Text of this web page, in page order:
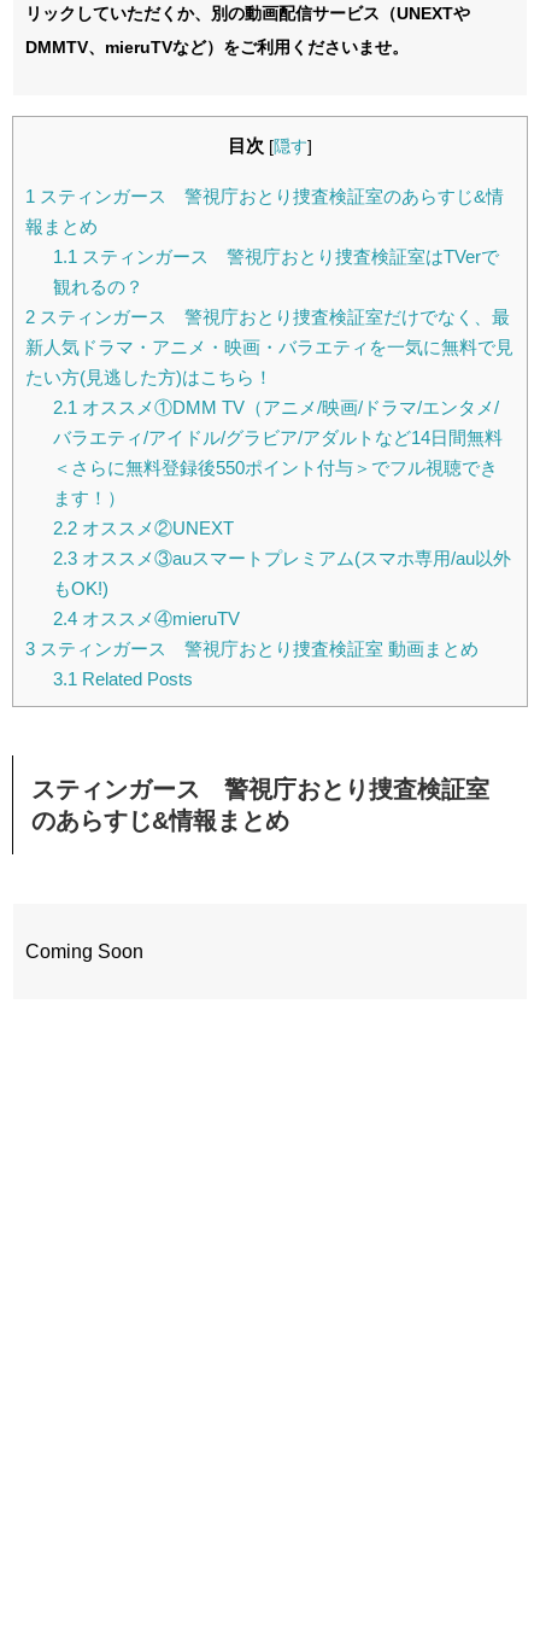
リックしていただくか、別の動画配信サービス（UNEXTや
DMMTV、mieruTVなど）をご利用くださいませ。
目次 [隠す]
1 スティンガース 警視庁おとり捜査検証室のあらすじ&情
報まとめ
1.1 スティンガース 警視庁おとり捜査検証室はTVerで
観れるの？
2 スティンガース 警視庁おとり捜査検証室だけでなく、最
新人気ドラマ・アニメ・映画・バラエティを一気に無料で見
たい方(見逃した方)はこちら！
2.1 オススメ①DMM TV（アニメ/映画/ドラマ/エンタメ/
バラエティ/アイドル/グラビア/アダルトなど14日間無料
＜さらに無料登録後550ポイント付与＞でフル視聴でき
ます！）
2.2オススメ②UNEXT
2.3オススメ③auスマートプレミアム(スマホ専用/au以外
もOK!)
2.4オススメ④mieruTV
3 スティンガース 警視庁おとり捜査検証室 動画まとめ
3.1 Related Posts
スティンガース 警視庁おとり捜査検証室
のあらすじ&情報まとめ
Coming Soon